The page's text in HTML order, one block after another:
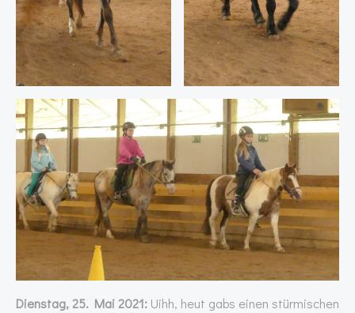
Dienstag, 25. Mai 2021: Uihh, heut gabs einen stürmischen